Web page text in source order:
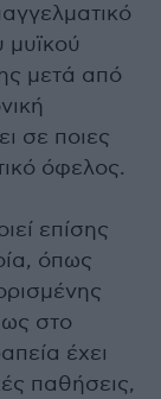
μυϊκού
μετά από
σε ποιες
όφελος.
επίσης
όπως
στο
έχει
παθήσεις,